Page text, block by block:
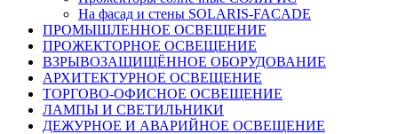
На фасад и стены SOLARIS-FACADE
ПРОМЫШЛЕННОЕ ОСВЕЩЕНИЕ
ПРОЖЕКТОРНОЕ ОСВЕЩЕНИЕ
ВЗРЫВОЗАЩИЩЁННОЕ ОБОРУДОВАНИЕ
АРХИТЕКТУРНОЕ ОСВЕЩЕНИЕ
ТОРГОВО-ОФИСНОЕ ОСВЕЩЕНИЕ
ЛАМПЫ И СВЕТИЛЬНИКИ
ДЕЖУРНОЕ И АВАРИЙНОЕ ОСВЕЩЕНИЕ